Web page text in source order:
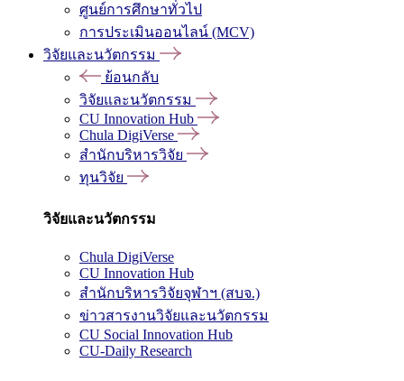
ศูนย์การศึกษาทั่วไป
การประเมินออนไลน์ (MCV)
วิจัยและนวัตกรรม
ย้อนกลับ
วิจัยและนวัตกรรม
CU Innovation Hub
Chula DigiVerse
สำนักบริหารวิจัย
ทุนวิจัย
วิจัยและนวัตกรรม
Chula DigiVerse
CU Innovation Hub
สำนักบริหารวิจัยจุฬาฯ (สบจ.)
ข่าวสารงานวิจัยและนวัตกรรม
CU Social Innovation Hub
CU-Daily Research